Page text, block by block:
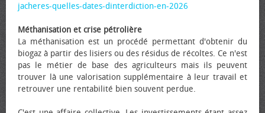
jacheres-quelles-dates-dinterdiction-en-2026
Méthanisation et crise pétrolière
La méthanisation est un procédé permettant d'obtenir du
biogaz à partir des lisiers ou des résidus de récoltes. Ce n'est
pas le métier de base des agriculteurs mais ils peuvent
trouver là une valorisation supplémentaire à leur travail et
retrouver une rentabilité bien souvent perdue.